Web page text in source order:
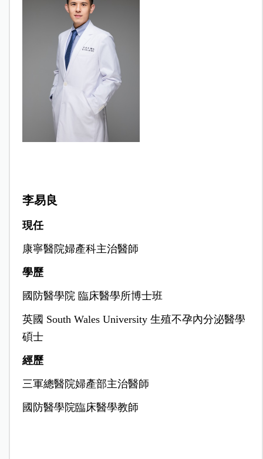
李易良
現任
康寧醫院婦產科主治醫師
學歷
國防醫學院 臨床醫學所博士班
英國 South Wales University 生殖不孕內分泌醫學
碩士
經歷
三軍總醫院婦產部主治醫師
國防醫學院臨床醫學教師